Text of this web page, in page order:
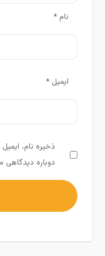
نام*
ایمیل*
ذخیره نام،
دوباره